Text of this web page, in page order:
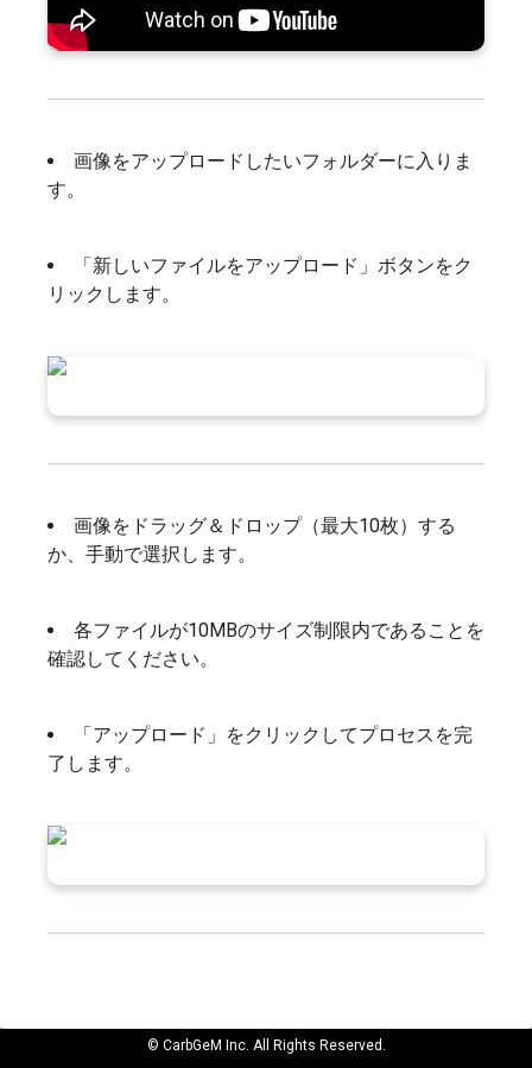
画像をアップロードしたいフォルダーに入りま
す。
「新しいファイルをアップロード」ボタンをク
リックします。
画像をドラッグ＆ドロップ（最大10枚）する
か、手動で選択します。
各ファイルが10MBのサイズ制限内であることを
確認してください。
「アップロード」をクリックしてプロセスを完
了します。
© CarbGeM Inc. All Rights Reserved.